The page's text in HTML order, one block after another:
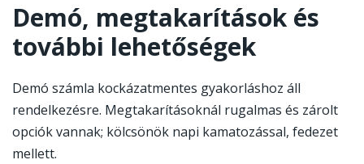
Demó, megtakarítások és
további lehetőségek
Demó számla kockázatmentes gyakorláshoz áll
rendelkezésre. Megtakarításoknál rugalmas és zárolt
opciók vannak; kölcsönök napi kamatozással, fedezet
mellett.